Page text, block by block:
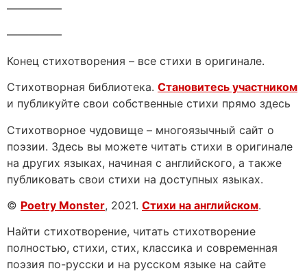
—————
—————
Конец стихотворения – все стихи в оригинале.
Стихотворная библиотека. Становитесь участником
и публикуйте свои собственные стихи прямо здесь
Стихотворное чудовище – многоязычный сайт о
поэзии. Здесь вы можете читать стихи в оригинале
на других языках, начиная с английского, а также
публиковать свои стихи на доступных языках.
© Poetry Monster, 2021. Стихи на английском.
Найти стихотворение, читать стихотворение
полностью, стихи, стих, классика и современная
поэзия по-русски и на русском языке на сайте